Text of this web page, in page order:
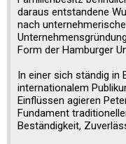
daraus entstandene
nach
Form der Hamburger
In einer sich ständig in
internationalem
Einflüssen agieren
Fundament
Beständigkeit,